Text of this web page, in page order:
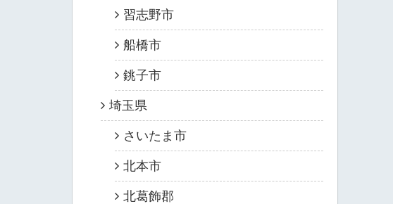
習志野市
船橋市
銚子市
埼玉県
さいたま市
北本市
北葛飾郡